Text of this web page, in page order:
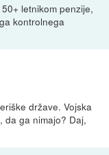
letnikom penzije,
kontrolnega
države. Vojska
da ga nimajo? Daj,